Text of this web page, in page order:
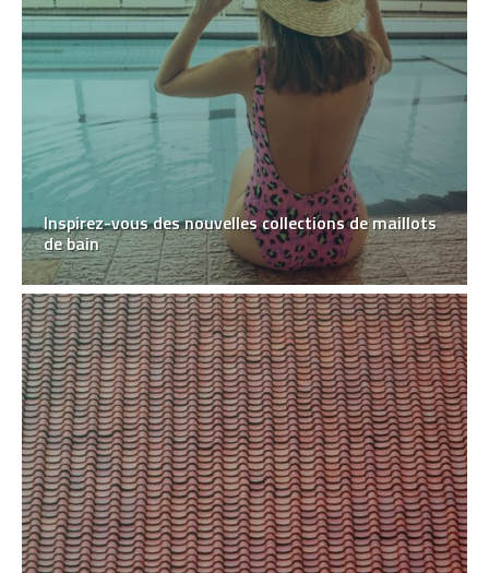
Inspirez-vous des nouvelles collections de maillots
de bain